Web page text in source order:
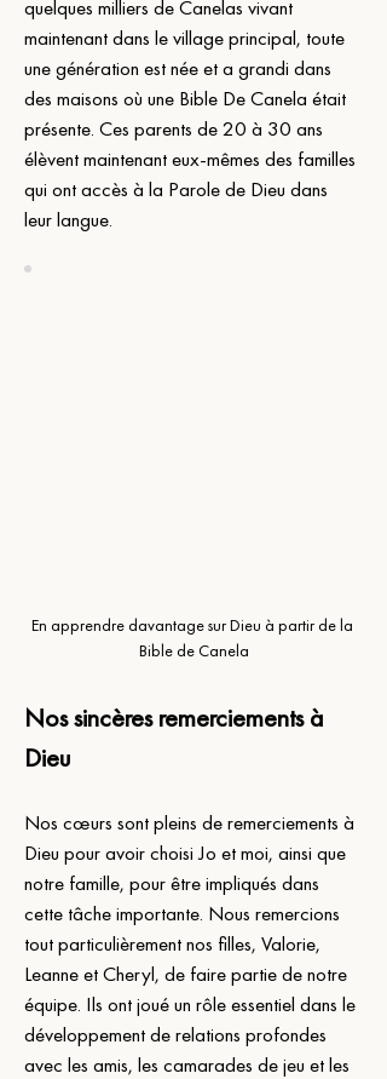
quelques milliers de Canelas vivant
maintenant dans le village principal, toute
une génération est née et a grandi dans
des maisons où une Bible De Canela était
présente. Ces parents de 20 à 30 ans
élèvent maintenant eux-mêmes des familles
qui ont accès à la Parole de Dieu dans
leur langue.
En apprendre davantage sur Dieu à partir de la
Bible de Canela
Nos sincères remerciements à
Dieu
Nos cœurs sont pleins de remerciements à
Dieu pour avoir choisi Jo et moi, ainsi que
notre famille, pour être impliqués dans
cette tâche importante. Nous remercions
tout particulièrement nos filles, Valorie,
Leanne et Cheryl, de faire partie de notre
équipe. Ils ont joué un rôle essentiel dans le
développement de relations profondes
avec les amis, les camarades de jeu et les